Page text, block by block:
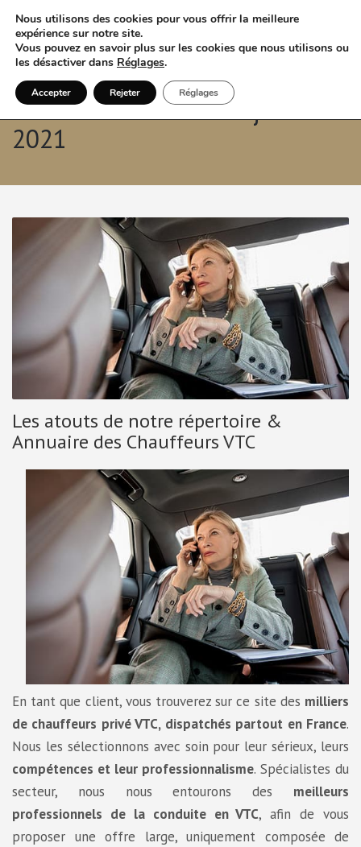
Archives mensuelles: janvier
2021
Les atouts de notre répertoire &
Annuaire des Chauffeurs VTC
En tant que client, vous trouverez sur ce site des milliers
de chauffeurs privé VTC, dispatchés partout en France.
Nous les sélectionnons avec soin pour leur sérieux, leurs
compétences et leur professionnalisme. Spécialistes du
secteur, nous nous entourons des meilleurs
professionnels de la conduite en VTC, afin de vous
proposer une offre large, uniquement composée de
Nous utilisons des cookies pour vous offrir la meilleure
expérience sur notre site.
Vous pouvez en savoir plus sur les cookies que nous utilisons ou
les désactiver dans Réglages.
Accepter Rejeter Réglages